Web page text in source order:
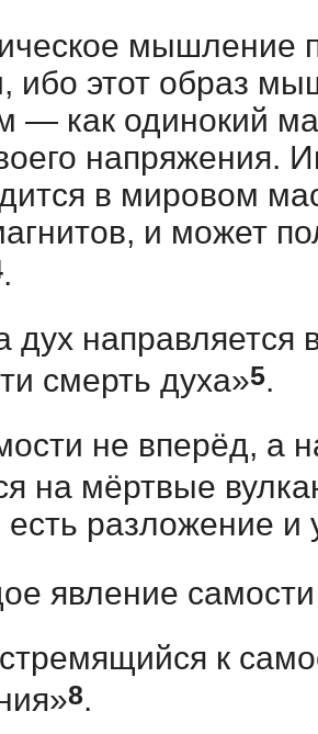
мышление
ибо этот образ
— как одинокий
напряжения.
в мировом
и может
.
дух направляется
смерть духа»5.
не вперёд, а
на мёртвые
есть разложение и
явление
к
8.